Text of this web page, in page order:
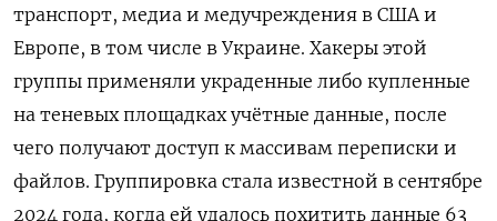
транспорт, медиа и медучреждения в США и
Европе, в том числе в Украине. Хакеры этой
группы применяли украденные либо купленные
на теневых площадках учётные данные, после
чего получают доступ к массивам переписки и
файлов. Группировка стала известной в сентябре
2024 года, когда ей удалось похитить данные 63